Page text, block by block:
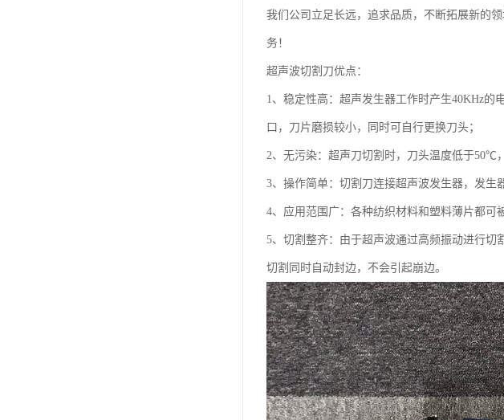
我们公司立足长远，追求品质，不断拓展新的
务！
超声波切割刀优点：
1、稳定性高：超声发生器工作时产生40KHz
口，刀片磨损较小，同时可自行更换刀头；
2、无污染：超声刀切割时，刀头温度低于50℃
3、操作简单：切割刀连接超声波发生器，发生
4、应用范围广：各种纺织材料和塑料薄片都可
5、切割整齐：由于超声波通过高频振动进行
切割同时自动封边，不会引起崩边。